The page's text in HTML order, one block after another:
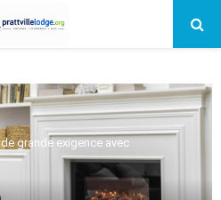
grande exigence avec